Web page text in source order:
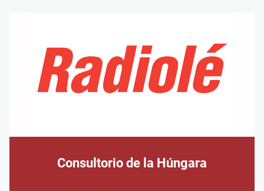
Consultorio de la Húngara